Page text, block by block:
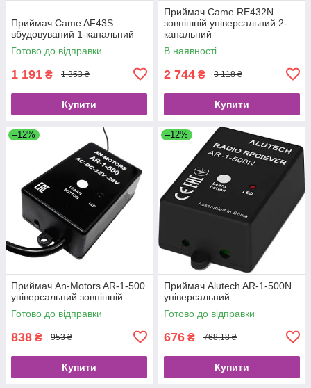
Приймач Came AF43S
вбудовуваний 1-канальний
Готово до відправки
1 191 ₴ 1 353 ₴
Купити
Приймач Came RE432N
зовнішній універсальний 2-
канальний
В наявності
2 744 ₴ 3 118 ₴
Купити
–12%
Приймач An-Motors AR-1-500
універсальний зовнішній
Готово до відправки
838 ₴ 953 ₴
Купити
–12%
Приймач Alutech AR-1-500N
універсальний
Готово до відправки
676 ₴ 768,18 ₴
Купити